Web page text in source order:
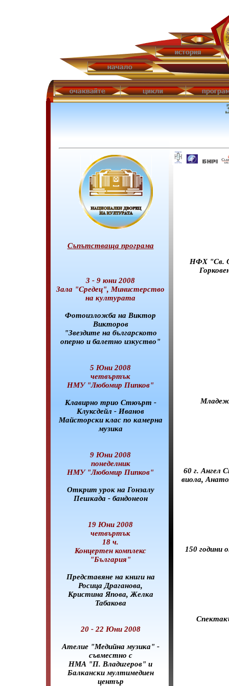
НФХ "Св.
60 г. Ангел
виола,
150 години
39-ти
Съпътстваща програма
3 - 9 юни 2008
Зала "Средец", Министерство
на културата
Фотоизложба на Виктор
Викторов
"Звездите на българското
оперно и балетно изкуство"
5 Юни 2008
четвъртък
НМУ "Любомир Пипков"
Клавирно трио Стюърт -
Клуксдейл - Иванов
Майсторски клас по камерна
музика
9 Юни 2008
понеделник
НМУ "Любомир Пипков"
Открит урок на Гонзалу
Пешкада - бандонеон
19 Юни 2008
четвъртък
18 ч.
Концертен комплекс
"България"
Представяне на книги на
Росица Драганова,
Кристина Япова, Желка
Табакова
20 - 22 Юни 2008
Ателие "Медийна музика" -
съвместно с
НМА "П. Владигеров" и
Балкански мултимедиен
център